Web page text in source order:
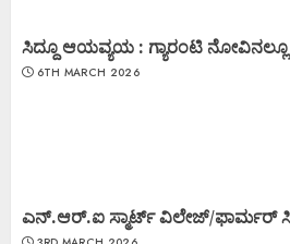
ಸಿದ್ದೂ ಆಯವ್ಯಯ : ಗ್ಯಾರಂಟಿ ನೋವಿನಲ್ಲೂ
6TH MARCH 2026
ಎನ್.ಆರ್.ಐ ಸ್ಮಾರ್ಟ್ ವಿಲೇಜ್/ಫಾರ್ಮರ್